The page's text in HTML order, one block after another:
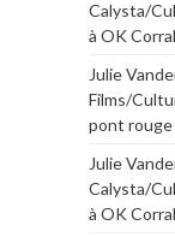
Calysta/
à OK
Julie
Films/
pont rouge
Julie
Calysta/
à OK